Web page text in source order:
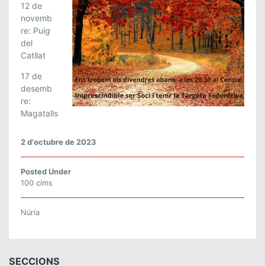
M
U
N
T
N
Y
A
:
A
L
E
N
D
A
D
12 de
novemb
re: Puig
del
Catllat
17 de
desemb
re:
Magatalls
2 d'octubre de 2023
Posted Under
100 cims
Núria
SECCIONS